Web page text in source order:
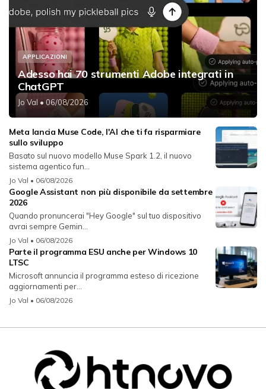
APPLICAZIONI
Adesso hai 70 strumenti Adobe integrati in
ChatGPT
Jo Val • 06/08/2026
Meta lancia Muse Code, l'AI che ti fa risparmiare
sullo sviluppo
Basato sul nuovo modello Muse Spark 1.2, il nuovo
sistema agentico fun...
Jo Val • 06/08/2026
Google Assistant non più disponibile da settembre
2026
Quando pronuncerai "Hey Google" sul tuo dispositivo
avrai sempre Gemin...
Jo Val • 06/08/2026
Parte il programma ESU anche per Windows 10
LTSC
Microsoft annuncia il programma esteso di ricezione
aggiornamenti per...
Jo Val • 06/08/2026